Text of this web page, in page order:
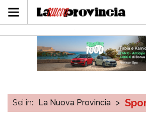
Sei in: La Nuova Provincia >